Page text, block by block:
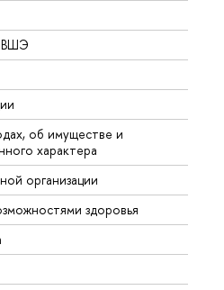
ВШЭ
об имуществе и
характера
организации
здоровья